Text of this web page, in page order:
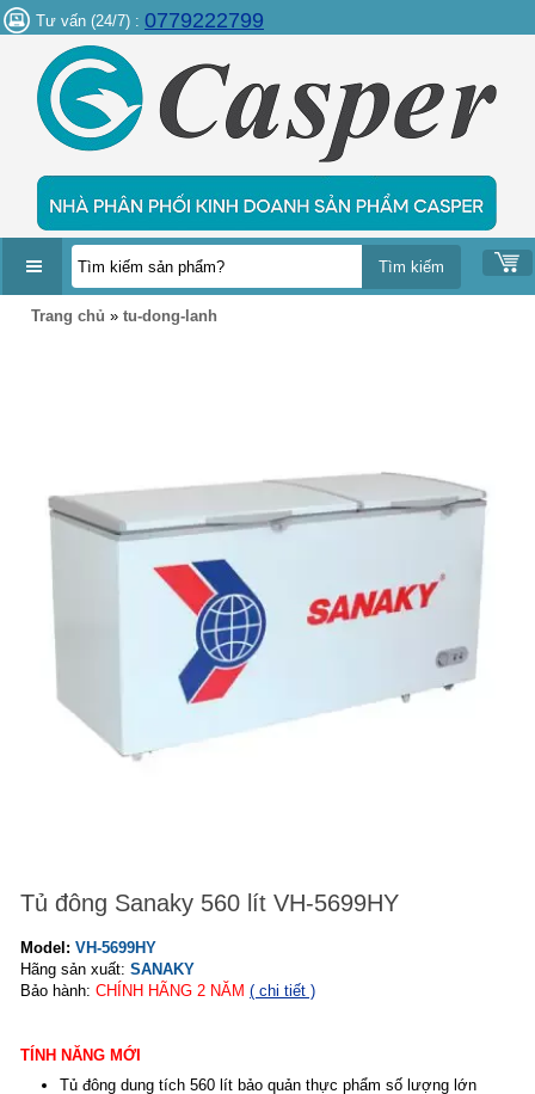
Tư vấn (24/7) : 0779222799
DANH
Trang chủ » tu-dong-lanh
Tủ đông Sanaky 560 lít VH-5699HY
Model: VH-5699HY
Hãng sản xuất: SANAKY
Bảo hành: CHÍNH HÃNG 2 NĂM ( chi tiết )
TÍNH NĂNG MỚI
Tủ đông dung tích 560 lít bảo quản thực phẩm số lượng lớn